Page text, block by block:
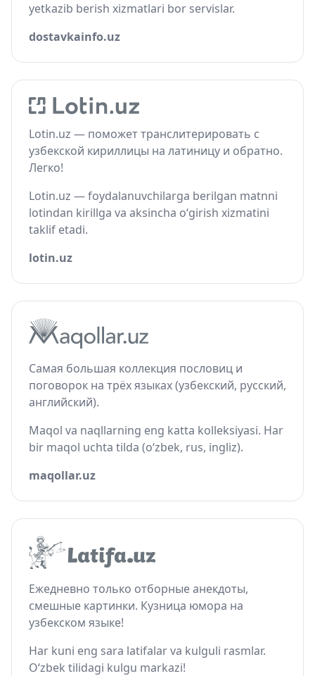
yetkazib berish xizmatlari bor servislar.
dostavkainfo.uz
Lotin.uz — поможет транслитерировать с
узбекской кириллицы на латиницу и обратно.
Легко!
Lotin.uz — foydalanuvchilarga berilgan matnni
lotindan kirillga va aksincha o‘girish xizmatini
taklif etadi.
lotin.uz
Самая большая коллекция пословиц и
поговорок на трёх языках (узбекский, русский,
английский).
Maqol va naqllarning eng katta kolleksiyasi. Har
bir maqol uchta tilda (o‘zbek, rus, ingliz).
maqollar.uz
Ежедневно только отборные анекдоты,
смешные картинки. Кузница юмора на
узбекском языке!
Har kuni eng sara latifalar va kulguli rasmlar.
O‘zbek tilidagi kulgu markazi!